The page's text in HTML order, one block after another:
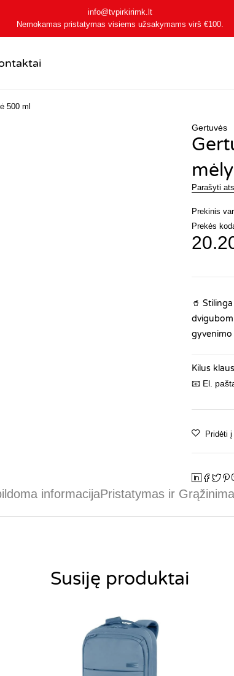
info@tvpirkirimk.lt
Nemokamas pristatymas visiems užsakymams virš €100.
500 ml
Gertuvės
Parašyti
Prekinis
Prekės
🥤
Kilus
📧 El.
informacijaPristatymas ir
Susiję produktai